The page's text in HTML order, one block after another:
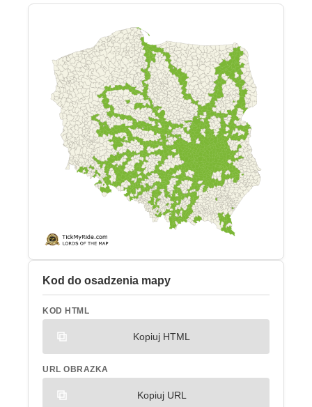
Kod do osadzenia mapy
KOD HTML
Kopiuj HTML
URL OBRAZKA
Kopiuj URL